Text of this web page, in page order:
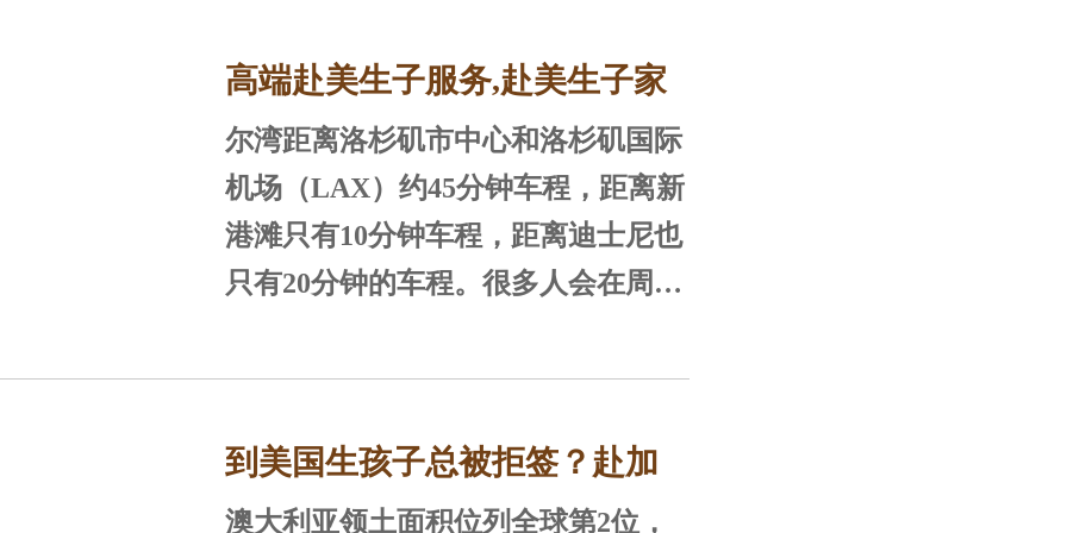
月子中心 美国医疗 待产生活
母婴指南
高端赴美生子服务,赴美生子家
庭为何加州尔湾？
尔湾距离洛杉矶市中心和洛杉矶国际
机场（LAX）约45分钟车程，距离新
港滩只有10分钟车程，距离迪士尼也
只有20分钟的车程。很多人会在周末
以到尔湾以南的圣地亚哥，4个小时
湾分为30多个区。每个区有不同的特
点，不同的地理位置和特点决定了该
到美国生孩子总被拒签？赴加
澳大利亚领土面积位列全球第2位，